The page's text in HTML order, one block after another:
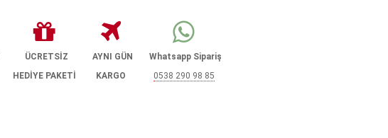
ÜCRETSİZ
HEDİYE PAKETİ
AYNI GÜN
KARGO
Whatsapp Sipariş
0538 290 98 85